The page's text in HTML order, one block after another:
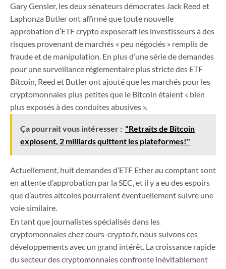
Gary Gensler, les deux sénateurs démocrates Jack Reed et
Laphonza Butler ont affirmé que toute nouvelle
approbation d’ETF crypto exposerait les investisseurs à des
risques provenant de marchés « peu négociés » remplis de
fraude et de manipulation. En plus d’une série de demandes
pour une surveillance réglementaire plus stricte des ETF
Bitcoin, Reed et Butler ont ajouté que les marchés pour les
cryptomonnaies plus petites que le Bitcoin étaient « bien
plus exposés à des conduites abusives ».
Ça pourrait vous intéresser : "Retraits de Bitcoin
explosent, 2 milliards quittent les plateformes!"
Actuellement, huit demandes d’ETF Ether au comptant sont
en attente d’approbation par la SEC, et il y a eu des espoirs
que d’autres altcoins pourraient éventuellement suivre une
voie similaire.
En tant que journalistes spécialisés dans les
cryptomonnaies chez cours-crypto.fr, nous suivons ces
développements avec un grand intérêt. La croissance rapide
du secteur des cryptomonnaies confronte inévitablement